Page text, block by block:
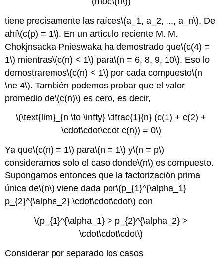
tiene precisamente las raíces\(a_1, a_2, ..., a_n\). De
ahí\(c(p) = 1\). En un artículo reciente M. M.
Chokjnsacka Pnieswaka ha demostrado que\(c(4) =
1\) mientras\(c(n) < 1\) para\(n = 6, 8, 9, 10\). Eso lo
demostraremos\(c(n) < 1\) por cada compuesto\(n
\ne 4\). También podemos probar que el valor
promedio de\(c(n)\) es cero, es decir,
\(\text{lim}_{n \to \infty} \dfrac{1}{n} (c(1) + c(2) +
\cdot\cdot\cdot c(n)) = 0\)
Ya que\(c(n) = 1\) para\(n = 1\) y\(n = p\)
consideramos solo el caso donde\(n\) es compuesto.
Supongamos entonces que la factorización prima
única de\(n\) viene dada por\(p_{1}^{\alpha_1}
p_{2}^{\alpha_2} \cdot\cdot\cdot\) con
\(p_{1}^{\alpha_1} > p_{2}^{\alpha_2} >
\cdot\cdot\cdot\)
Considerar por separado los casos